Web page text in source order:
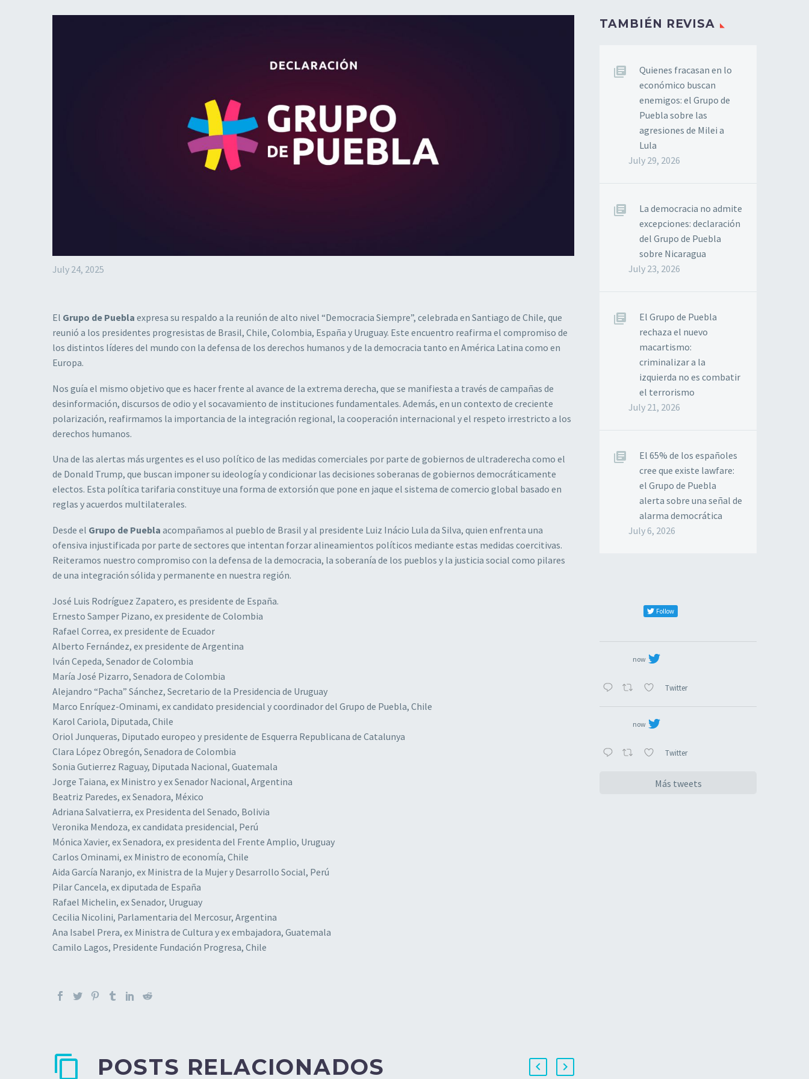
July 24, 2025
El Grupo de Puebla expresa su respaldo a la reunión de alto nivel “Democracia Siempre”, celebrada en Santiago de Chile, que
reunió a los presidentes progresistas de Brasil, Chile, Colombia, España y Uruguay. Este encuentro reafirma el compromiso de
los distintos líderes del mundo con la defensa de los derechos humanos y de la democracia tanto en América Latina como en
Europa.
Nos guía el mismo objetivo que es hacer frente al avance de la extrema derecha, que se manifiesta a través de campañas de
desinformación, discursos de odio y el socavamiento de instituciones fundamentales. Además, en un contexto de creciente
polarización, reafirmamos la importancia de la integración regional, la cooperación internacional y el respeto irrestricto a los
derechos humanos.
Una de las alertas más urgentes es el uso político de las medidas comerciales por parte de gobiernos de ultraderecha como el
de Donald Trump, que buscan imponer su ideología y condicionar las decisiones soberanas de gobiernos democráticamente
electos. Esta política tarifaria constituye una forma de extorsión que pone en jaque el sistema de comercio global basado en
reglas y acuerdos multilaterales.
Desde el Grupo de Puebla acompañamos al pueblo de Brasil y al presidente Luiz Inácio Lula da Silva, quien enfrenta una
ofensiva injustificada por parte de sectores que intentan forzar alineamientos políticos mediante estas medidas coercitivas.
Reiteramos nuestro compromiso con la defensa de la democracia, la soberanía de los pueblos y la justicia social como pilares
de una integración sólida y permanente en nuestra región.
José Luis Rodríguez Zapatero, es presidente de España.
Ernesto Samper Pizano, ex presidente de Colombia
Rafael Correa, ex presidente de Ecuador
Alberto Fernández, ex presidente de Argentina
Iván Cepeda, Senador de Colombia
María José Pizarro, Senadora de Colombia
Alejandro “Pacha” Sánchez, Secretario de la Presidencia de Uruguay
Marco Enríquez-Ominami, ex candidato presidencial y coordinador del Grupo de Puebla, Chile
Karol Cariola, Diputada, Chile
Oriol Junqueras, Diputado europeo y presidente de Esquerra Republicana de Catalunya
Clara López Obregón, Senadora de Colombia
Sonia Gutierrez Raguay, Diputada Nacional, Guatemala
Jorge Taiana, ex Ministro y ex Senador Nacional, Argentina
Beatriz Paredes, ex Senadora, México
Adriana Salvatierra, ex Presidenta del Senado, Bolivia
Veronika Mendoza, ex candidata presidencial, Perú
Mónica Xavier, ex Senadora, ex presidenta del Frente Amplio, Uruguay
Carlos Ominami, ex Ministro de economía, Chile
Aida García Naranjo, ex Ministra de la Mujer y Desarrollo Social, Perú
Pilar Cancela, ex diputada de España
Rafael Michelin, ex Senador, Uruguay
Cecilia Nicolini, Parlamentaria del Mercosur, Argentina
Ana Isabel Prera, ex Ministra de Cultura y ex embajadora, Guatemala
Camilo Lagos, Presidente Fundación Progresa, Chile
POSTS RELACIONADOS
TAMBIÉN REVISA
Quienes fracasan en lo
económico buscan
enemigos: el Grupo de
Puebla sobre las
agresiones de Milei a
Lula
July 29, 2026
La democracia no admite
excepciones: declaración
del Grupo de Puebla
sobre Nicaragua
July 23, 2026
El Grupo de Puebla
rechaza el nuevo
macartismo:
criminalizar a la
izquierda no es combatir
el terrorismo
July 21, 2026
El 65% de los españoles
cree que existe lawfare:
el Grupo de Puebla
alerta sobre una señal de
alarma democrática
July 6, 2026
Follow
now
Twitter
now
Twitter
Más tweets